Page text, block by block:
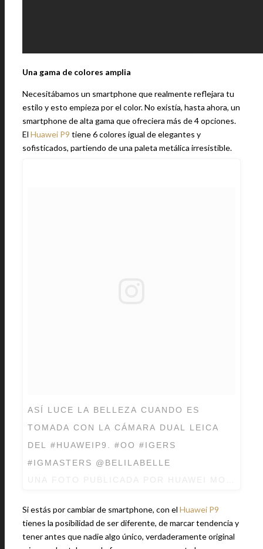
Una gama de colores amplia
Necesitábamos un smartphone que realmente reflejara tu
estilo y esto empieza por el color. No existía, hasta ahora, un
smartphone de alta gama que ofreciera más de 4 opciones.
El Huawei P9 tiene 6 colores igual de elegantes y
sofisticados, partiendo de una paleta metálica irresistible.
ASÍ LUCE LA BELLEZA CUANDO ES
TOMADA CON LA CÁMARA DUAL LEICA
DEL #HUAWEIP9. #OO #IGERS
#IGMASTERS @BELILABELLE
Si estás por cambiar de smartphone, con el Huawei P9
tienes la posibilidad de ser diferente, de marcar tendencia y
tener antes que nadie algo único, verdaderamente original